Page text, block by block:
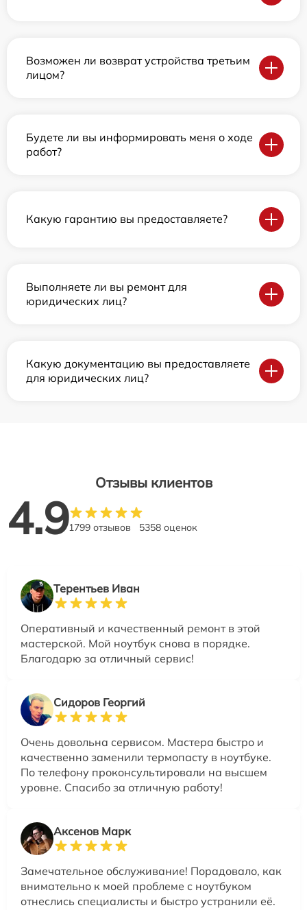
Возможен ли возврат устройства третьим
лицом?
Будете ли вы информировать меня о ходе
работ?
Какую гарантию вы предоставляете?
Выполняете ли вы ремонт для
юридических лиц?
Какую документацию вы предоставляете
для юридических лиц?
Отзывы клиентов
4.91799 отзывов 5358 оценок
Терентьев Иван
Оперативный и качественный ремонт в этой
мастерской. Мой ноутбук снова в порядке.
Благодарю за отличный сервис!
Сидоров Георгий
Очень довольна сервисом. Мастера быстро и
качественно заменили термопасту в ноутбуке.
По телефону проконсультировали на высшем
уровне. Спасибо за отличную работу!
Аксенов Марк
Замечательное обслуживание! Порадовало, как
внимательно к моей проблеме с ноутбуком
отнеслись специалисты и быстро устранили её.